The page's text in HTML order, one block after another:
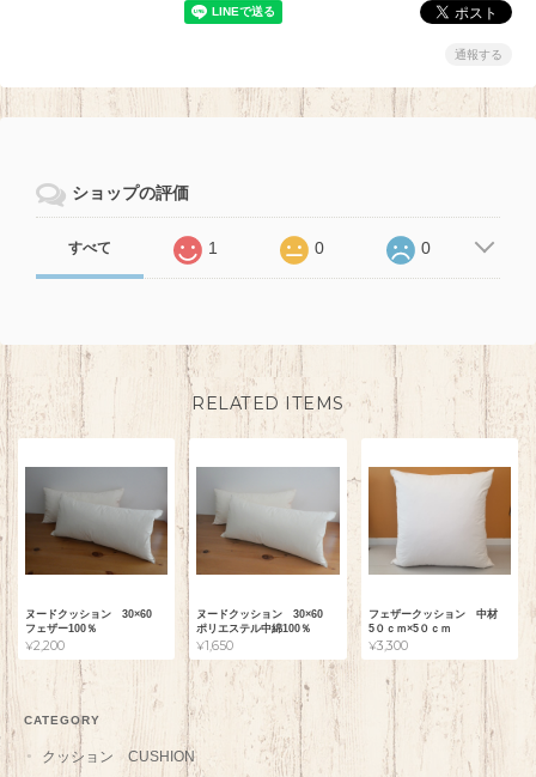
通報する
ショップの評価
すべて 1 0 0
RELATED ITEMS
ヌードクッション 30×60
フェザー100％
¥2,200
ヌードクッション 30×60
ポリエステル中綿100％
¥1,650
フェザークッション 中材
5０ｃｍ×5０ｃｍ
¥3,300
CATEGORY
クッション CUSHION